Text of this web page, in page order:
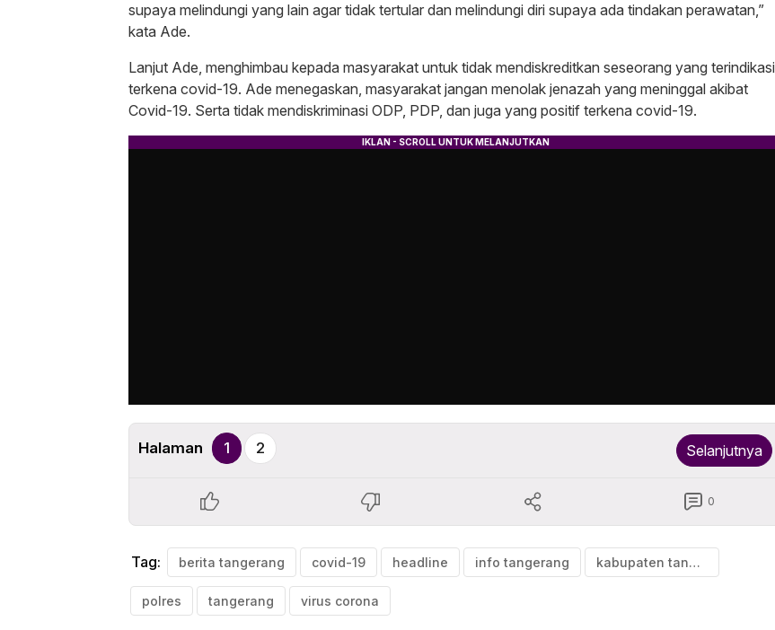
supaya melindungi yang lain agar tidak tertular dan melindungi diri supaya ada tindakan perawatan,”
kata Ade.
Lanjut Ade, menghimbau kepada masyarakat untuk tidak mendiskreditkan seseorang yang terindikasi
terkena covid-19. Ade menegaskan, masyarakat jangan menolak jenazah yang meninggal akibat
Covid-19. Serta tidak mendiskriminasi ODP, PDP, dan juga yang positif terkena covid-19.
Halaman 1 2 Selanjutnya
0
Tag: berita tangerang covid-19 headline info tangerang kabupaten tangerang
polres tangerang virus corona